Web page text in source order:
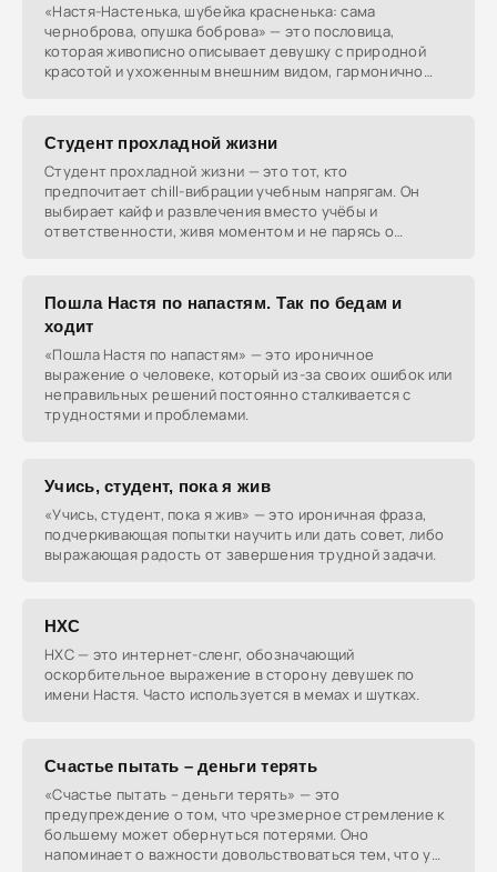
«Настя-Настенька, шубейка красненька: сама
черноброва, опушка боброва» — это пословица,
которая живописно описывает девушку с природной
красотой и ухоженным внешним видом, гармонично
Студент прохладной жизни
Студент прохладной жизни — это тот, кто
предпочитает chill-вибрации учебным напрягам. Он
выбирает кайф и развлечения вместо учёбы и
ответственности, живя моментом и не парясь о
Пошла Настя по напастям. Так по бедам и
ходит
«Пошла Настя по напастям» — это ироничное
выражение о человеке, который из-за своих ошибок или
неправильных решений постоянно сталкивается с
трудностями и проблемами.
Учись, студент, пока я жив
«Учись, студент, пока я жив» — это ироничная фраза,
подчеркивающая попытки научить или дать совет, либо
выражающая радость от завершения трудной задачи.
НХС
НХС — это интернет-сленг, обозначающий
оскорбительное выражение в сторону девушек по
имени Настя. Часто используется в мемах и шутках.
Счастье пытать – деньги терять
«Счастье пытать – деньги терять» — это
предупреждение о том, что чрезмерное стремление к
большему может обернуться потерями. Оно
напоминает о важности довольствоваться тем, что у